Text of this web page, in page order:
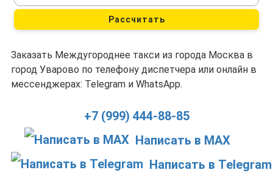
Рассчитать
Заказать Междугороднее такси из города Москва в
город Уварово по телефону диспетчера или онлайн в
мессенджерах: Telegram и WhatsApp.
+7 (999) 444-88-85
Написать в MAX
Написать в Telegram